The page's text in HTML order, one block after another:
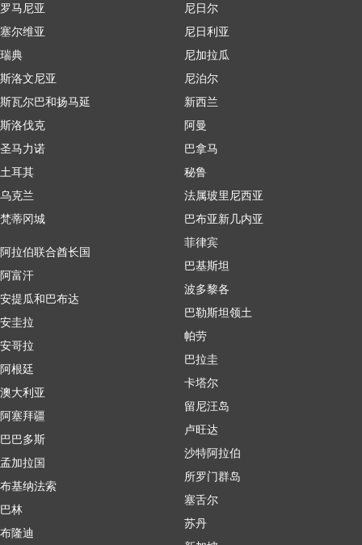
罗马尼亚
塞尔维亚
瑞典
斯洛文尼亚
斯瓦尔巴和扬马延
斯洛伐克
圣马力诺
土耳其
乌克兰
梵蒂冈城
阿拉伯联合酋长国
阿富汗
安提瓜和巴布达
安圭拉
安哥拉
阿根廷
澳大利亚
阿塞拜疆
巴巴多斯
孟加拉国
布基纳法索
巴林
布隆迪
尼日尔
尼日利亚
尼加拉瓜
尼泊尔
新西兰
阿曼
巴拿马
秘鲁
法属玻里尼西亚
巴布亚新几内亚
菲律宾
巴基斯坦
波多黎各
巴勒斯坦领土
帕劳
巴拉圭
卡塔尔
留尼汪岛
卢旺达
沙特阿拉伯
所罗门群岛
塞舌尔
苏丹